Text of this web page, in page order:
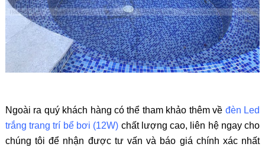
Ngoài ra quý khách hàng có thể tham khảo thêm về đèn Led
trắng trang trí bể bơi (12W) chất lượng cao, liên hệ ngay cho
chúng tôi để nhận được tư vấn và báo giá chính xác nhất